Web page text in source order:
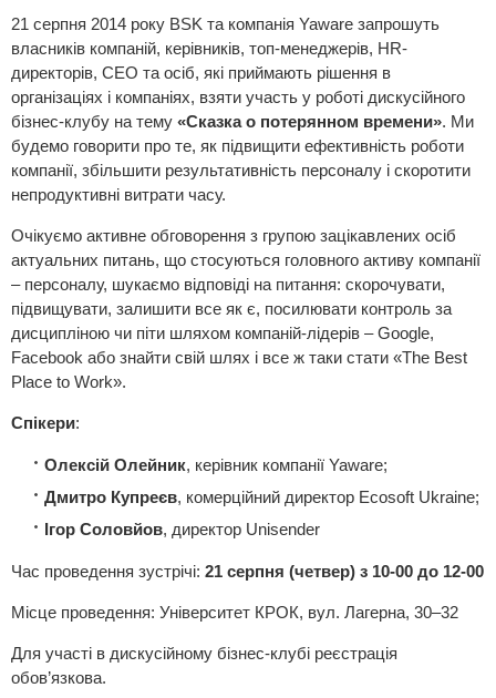
21 серпня 2014 року BSK та компанія Yaware запрошуть
власників компаній, керівників, топ-менеджерів, HR-
директорів, СЕО та осіб, які приймають рішення в
організаціях і компаніях, взяти участь у роботі дискусійного
бізнес-клубу на тему «Сказка о потерянном времени». Ми
будемо говорити про те, як підвищити ефективність роботи
компанії, збільшити результативність персоналу і скоротити
непродуктивні витрати часу.
Очікуємо активне обговорення з групою зацікавлених осіб
актуальних питань, що стосуються головного активу компанії
– персоналу, шукаємо відповіді на питання: скорочувати,
підвищувати, залишити все як є, посилювати контроль за
дисципліною чи піти шляхом компаній-лідерів – Google,
Facebook або знайти свій шлях і все ж таки стати «The Best
Place to Work».
Спікери:
Олексій Олейник, керівник компанії Yaware;
Дмитро Купреєв, комерційний директор Ecosoft Ukraine;
Ігор Соловйов, директор Unisender
Час проведення зустрічі: 21 серпня (четвер) з 10-00 до 12-00
Місце проведення: Університет КРОК, вул. Лагерна, 30–32
Для участі в дискусійному бізнес-клубі реєстрація
обов’язкова.